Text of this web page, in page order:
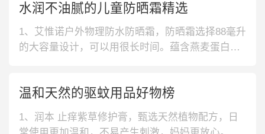
计，可以均匀喷洒在肌肤表面，使用方便；不仅成
分温和，而且质地也轻薄，没有明显的黏腻感，清
爽舒适。3、水宝宝 无泪配方防晒霜
水润不油腻的儿童防晒霜精选
1、艾惟诺户外物理防水防晒霜，防晒霜选择88毫升
的大容量设计，可以用很长时间。蕴含燕麦蛋白提
不油腻。无色素无香料的添加，清洗方便。3、雅漾
清爽倍护防晒霜，蕴含百分之六十的活泉水，温和
的配方不会阻塞毛孔。清爽不油
温和天然的驱蚊用品好物榜
1、润本 止痒紫草修护膏，甄选天然植物配方，日